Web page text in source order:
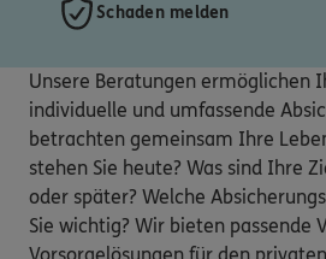
Schaden melden
Unsere Beratungen ermöglichen
individuelle und umfassende
betrachten gemeinsam Ihre
stehen Sie heute? Was sind Ihre
oder später? Welche
Sie wichtig? Wir bieten passende